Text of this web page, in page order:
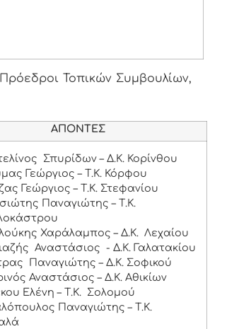
Τοπικών Συμβουλίων,
ΑΠΟΝΤΕΣ
Σπυρίδων – Δ.Κ. Κορίνθου
Γεώργιος – Τ.Κ. Κόρφου
Γεώργιος – Τ.Κ. Στεφανίου
Παναγιώτης – Τ.Κ.
Χαράλαμπος – Δ.Κ. Λεχαίου
Αναστάσιος - Δ.Κ. Γαλατακίου
Παναγιώτης – Δ.Κ. Σοφικού
Αναστάσιος – Δ.Κ. Αθικίων
Ελένη – Τ.Κ. Σολομού
Παναγιώτης – Τ.Κ.